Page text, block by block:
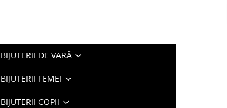
BIJUTERII DE VARĂ
BIJUTERII FEMEI
BIJUTERII COPII